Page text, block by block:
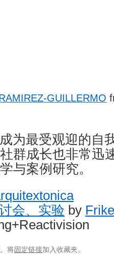
GUILLERMO
为最受观迎的自
群成长也非常迅
与案例研究。
会、实验 by
将固定链接加入收藏夹。